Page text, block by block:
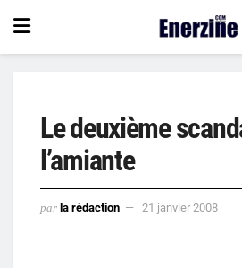
Le deuxième
l’amiante
par la rédaction 21 janvier 2008